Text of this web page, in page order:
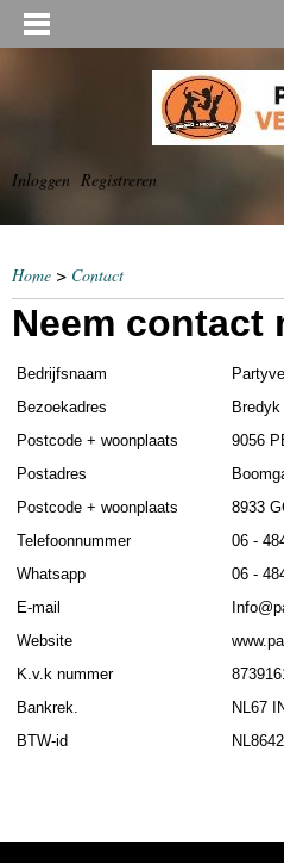
Inloggen Registreren
Home > Contact
Neem contact
Bedrijfsnaam
Bezoekadres
Bredyk
Postcode + woonplaats
9056
Postadres
Postcode + woonplaats
8933
Telefoonnummer
06 -
Whatsapp
06 -
E-mail
Website
K.v.k nummer
Bankrek.
NL67
BTW-id